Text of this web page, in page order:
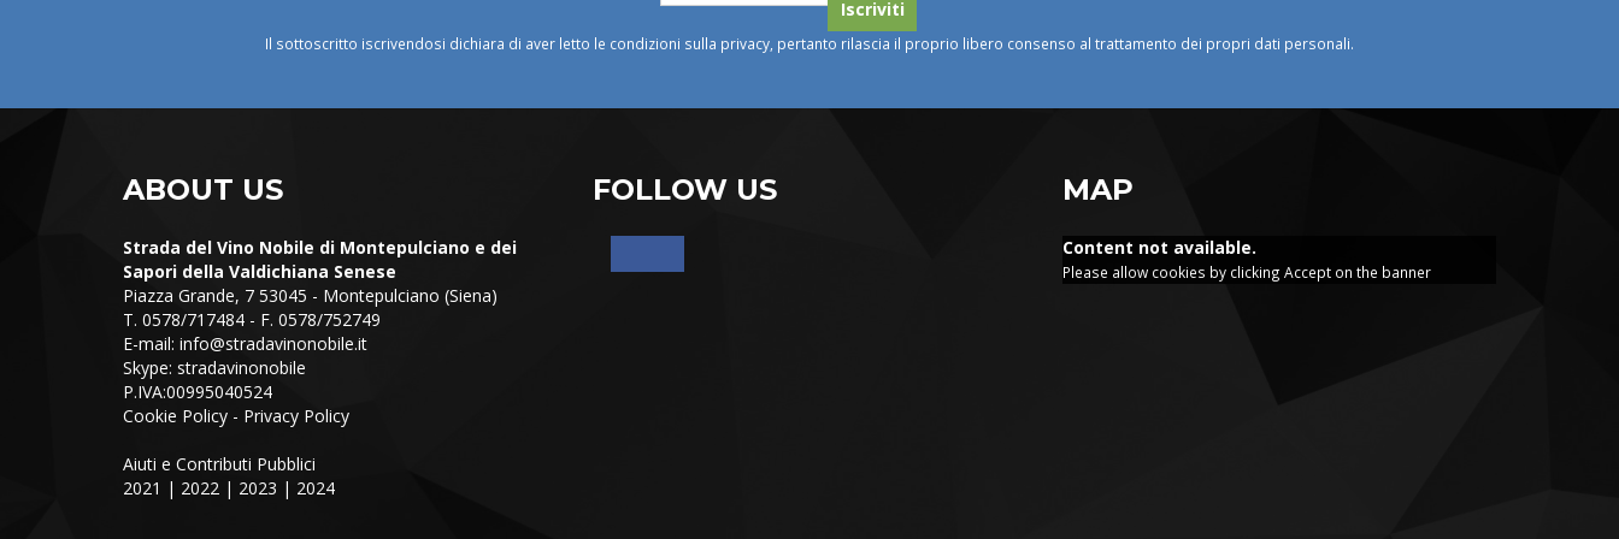
Il sottoscritto iscrivendosi dichiara di aver letto le condizioni sulla privacy, pertanto rilascia il proprio libero consenso al trattamento dei propri dati personali.
ABOUT US
Strada del Vino Nobile di Montepulciano e dei
Sapori della Valdichiana Senese
Piazza Grande, 7 53045 - Montepulciano (Siena)
T. 0578/717484 - F. 0578/752749
E-mail: info@stradavinonobile.it
Skype: stradavinonobile
P.IVA:00995040524
Cookie Policy - Privacy Policy
Aiuti e Contributi Pubblici
2021 | 2022 | 2023 | 2024
FOLLOW US MAP
Content not available.
Please allow cookies by clicking Accept on the banner